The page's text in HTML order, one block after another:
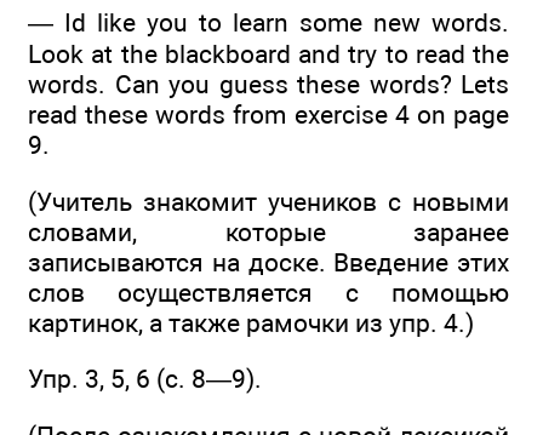
— Id like you to learn some new words.
Look at the blackboard and try to read the
words. Can you guess these words? Lets
read these words from exercise 4 on page
9.
(Учитель знакомит учеников с новыми
словами, которые заранее
записываются на доске. Введение этих
слов осуществляется с помощью
картинок, а также рамочки из упр. 4.)
Упр. 3, 5, 6 (с. 8—9).